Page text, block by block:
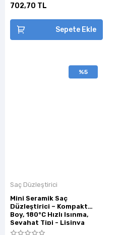
702,70 TL
Sepete Ekle
%5
Saç Düzleştirici
Mini Seramik Saç
Düzleştirici – Kompakt
Boy, 180°C Hızlı Isınma,
Seyahat Tipi - Lisinya